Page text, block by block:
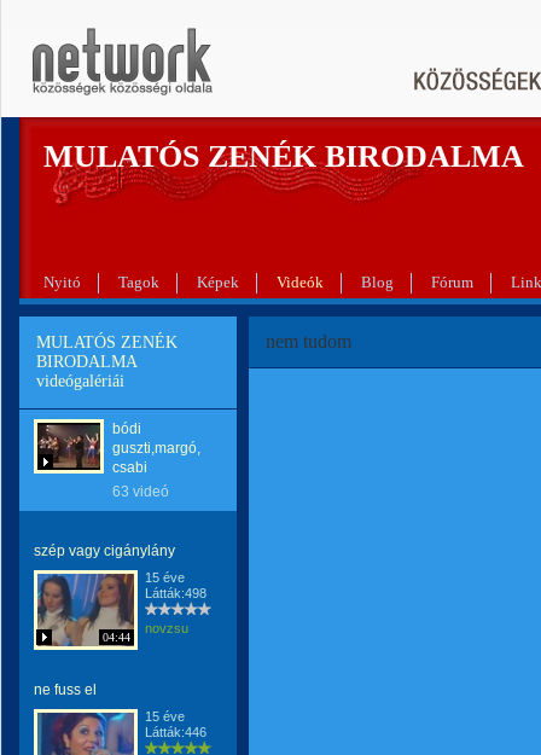
MULATÓS ZENÉK BIRODALMA
Nyitó Tagok Képek Videók Blog Fórum
MULATÓS ZENÉK
BIRODALMA
videógalériái
bódi
guszti,margó,
csabi
63 videó
szép vagy cigánylány
04:44
15 éve
Látták:498
novzsu
ne fuss el
15 éve
Látták:446
nem tudom